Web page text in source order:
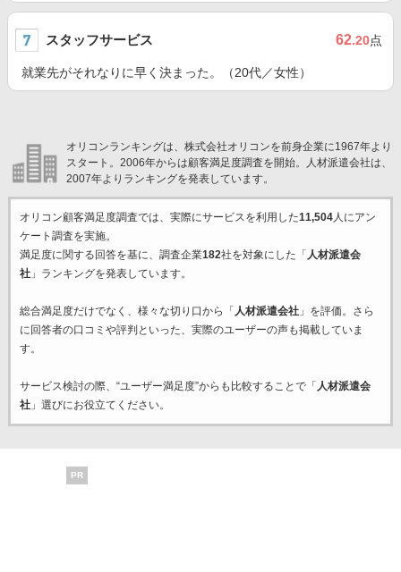
スタッフサービス 62.20点
就業先がそれなりに早く決まった。（20代／女性）
オリコンランキングは、株式会社オリコンを前身企業に1967年より
スタート。2006年からは顧客満足度調査を開始。人材派遣会社は、
2007年よりランキングを発表しています。
オリコン顧客満足度調査では、実際にサービスを利用した11,504人にアン
ケート調査を実施。
満足度に関する回答を基に、調査企業182社を対象にした「 人材派遣会
社」ランキングを発表しています。
総合満足度だけでなく、様々な切り口から「 人材派遣会社」を評価。さら
に回答者の口コミや評判といった、実際のユーザーの声も掲載していま
す。
サービス検討の際、“ユーザー満足度”からも比較することで「 人材派遣会
社」選びにお役立てください。
PR